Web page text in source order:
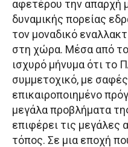
αφετέρου την απαρχή
δυναμικής πορείας
τον μοναδικό
στη χώρα. Μέσα από το
ισχυρό μήνυμα ότι το
συμμετοχικό, με
επικαιροποιημένο
μεγάλα προβλήματα
επιφέρει τις μεγάλες
τόπος. Σε μια εποχή